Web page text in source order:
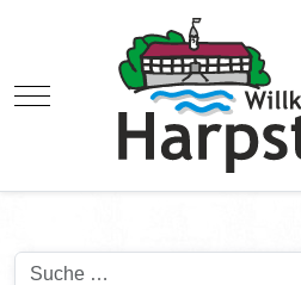
Mobile Menu Toggle
Suchen